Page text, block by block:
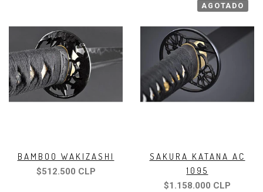
BAMBOO WAKIZASHI
$512.500 CLP
AGOTADO
SAKURA KATANA AC
1095
$1.158.000 CLP